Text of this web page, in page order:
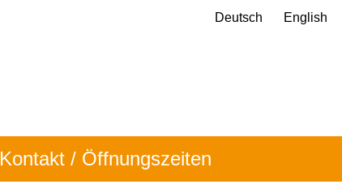
Deutsch English
Kontakt / Öffnungszeiten